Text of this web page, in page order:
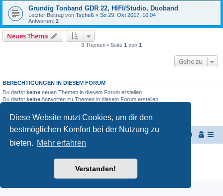
Diese Website nutzt Cookies, um dir den
bestmöglichen Komfort bei der Nutzung zu
bieten. Mehr erfahren
Verstanden!
Grundig Tonband GDR 22, HIFI/Studio, Duoband
Letzter Beitrag von Tscheß « So 29. Okt 2017, 10:04
Antworten: 2
Neues Thema
3 Themen • Seite 1 von 1
Gehe zu
BERECHTIGUNGEN IN DIESEM FORUM
Du darfst keine neuen Themen in diesem Forum erstellen.
Du darfst keineAntworten zu Themen in diesem Forum erstellen.
Du darfst deine Beiträge in diesem Forum
löschen.
Du darfstkeineDateianhänge in diesem Forum erstellen.
phpBB.de
Datenschutz|Nutzungsbedingungen